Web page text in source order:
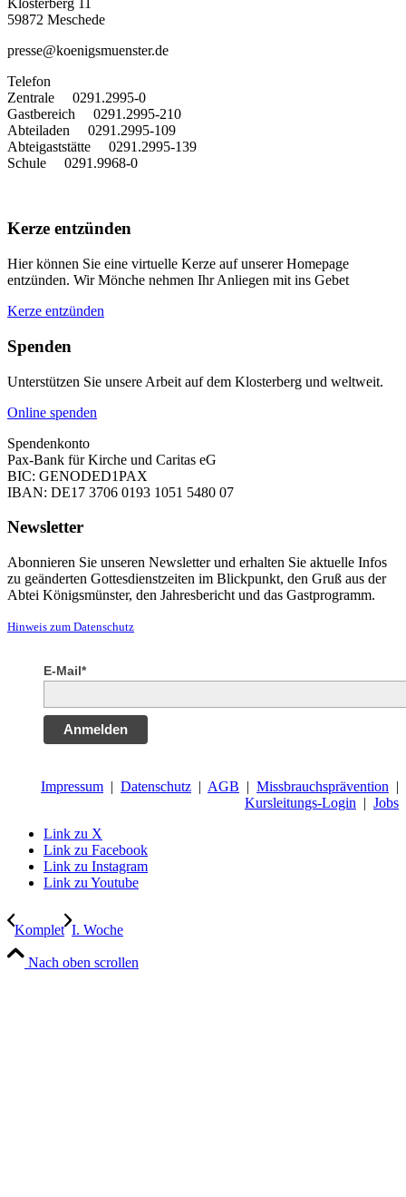
59872 Meschede
presse@koenigsmuenster.de
Telefon
Zentrale 0291.2995-0
Gastbereich 0291.2995-210
Abteiladen 0291.2995-109
Abteigaststätte 0291.2995-139
Schule 0291.9968-0
Kerze entzünden
Hier können Sie eine virtuelle Kerze auf unserer Homepage
entzünden. Wir Mönche nehmen Ihr Anliegen mit ins Gebet
Kerze entzünden
Spenden
Unterstützen Sie unsere Arbeit auf dem Klosterberg und weltweit.
Online spenden
Spendenkonto
Pax-Bank für Kirche und Caritas eG
BIC: GENODED1PAX
IBAN: DE17 3706 0193 1051 5480 07
Newsletter
Abonnieren Sie unseren Newsletter und erhalten Sie aktuelle Infos
zu geänderten Gottesdienstzeiten im Blickpunkt, den Gruß aus der
Abtei Königsmünster, den Jahresbericht und das Gastprogramm.
Hinweis zum Datenschutz
E-Mail*
Anmelden
Impressum | Datenschutz | AGB | Missbrauchsprävention |
Kursleitungs-Login | Jobs
Link zu X
Link zu Facebook
Link zu Instagram
Link zu Youtube
Komplet I. Woche
Nach oben scrollen